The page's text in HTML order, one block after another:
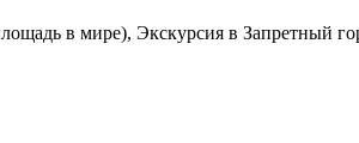
в мире), Экскурсия в Запретный